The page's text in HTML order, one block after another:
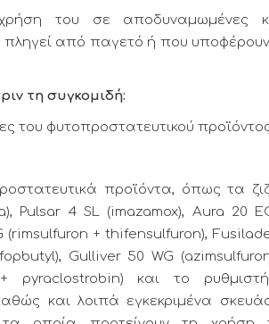
του σε αποδυναμωμένες
πληγεί από παγετό ή που
τη συγκομιδή:
του φυτοπροστατευτικού
προϊόντα, όπως τα
Pulsar 4 SL (imazamox), Aura 20
(rimsulfuron + thifensulfuron),
Gulliver 50 WG
+ pyraclostrobin) και το
και λοιπά εγκεκριμένα